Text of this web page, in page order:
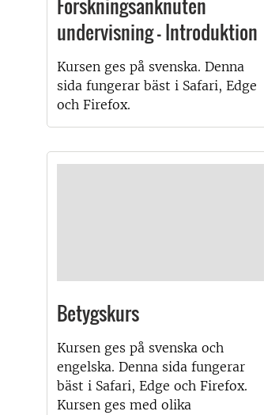
Forskningsanknuten
undervisning - Introduktion
Kursen ges på svenska. Denna
sida fungerar bäst i Safari, Edge
och Firefox.
Betygskurs
Kursen ges på svenska och
engelska. Denna sida fungerar
bäst i Safari, Edge och Firefox.
Kursen ges med olika